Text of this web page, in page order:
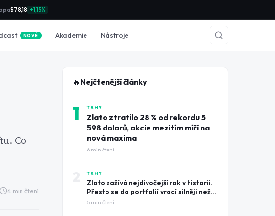
$78,18 +1,15%
NOVÉ Akademie Nástroje
Co
4 min čtení
🔥 Nejčtenější články
1 TRHY
Zlato ztratilo 28 % od rekordu 5
598 dolarů, akcie mezitím míří na
nová maxima
6 min čtení
TRHY
Zlato zažívá nejdivočejší rok v historii.
Přesto se do portfolií vrací silněji než
kdy dřív
5 min čtení